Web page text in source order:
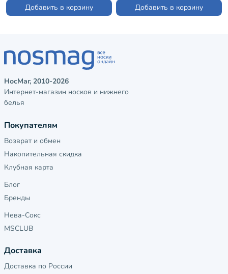
Добавить в корзину
Добавить в корзину
НосМаг, 2010-2026
Интернет-магазин носков и нижнего
белья
Покупателям
Возврат и обмен
Накопительная скидка
Клубная карта
Блог
Бренды
Нева-Сокс
MSCLUB
Доставка
Доставка по России